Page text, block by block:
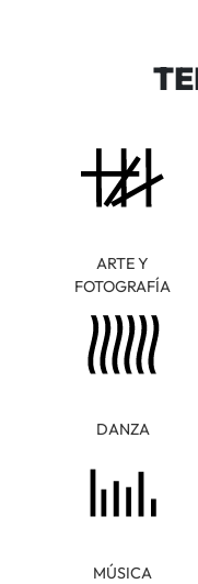
ARTE Y
FOTOGRAFÍA
DANZA
MÚSICA